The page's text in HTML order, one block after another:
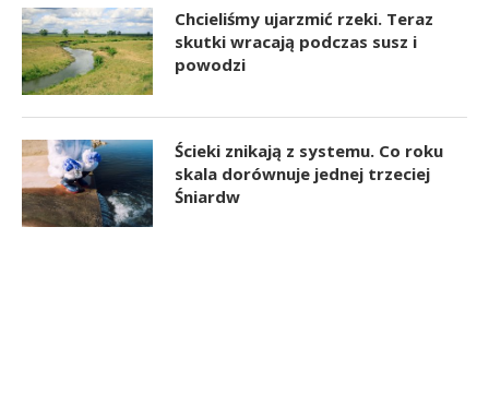
Chcieliśmy ujarzmić rzeki. Teraz
skutki wracają podczas susz i
powodzi
Ścieki znikają z systemu. Co roku
skala dorównuje jednej trzeciej
Śniardw